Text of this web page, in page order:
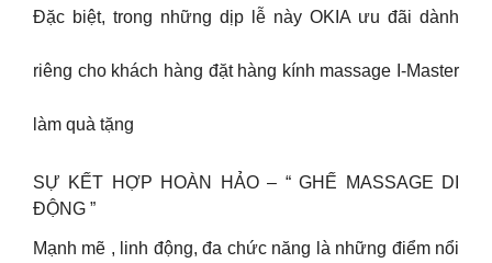
Đặc biệt, trong những dịp lễ này OKIA ưu đãi dành
riêng cho khách hàng đặt hàng kính massage I-Master
làm quà tặng
SỰ KẾT HỢP HOÀN HẢO – “ GHẾ MASSAGE DI
ĐỘNG ”
Mạnh mẽ , linh động, đa chức năng là những điểm nổi